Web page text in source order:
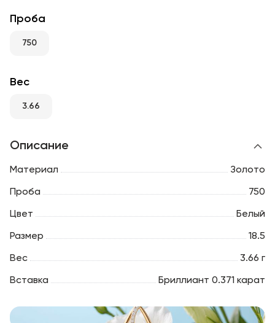
Проба
750
Вес
3.66
Описание
Материал Золото
Проба 750
Цвет Белый
Размер 18.5
Вес 3.66 г
Вставка Бриллиант 0.371 карат